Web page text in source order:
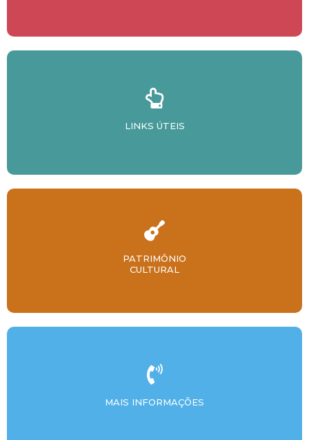
LINKS ÚTEIS
PATRIMÔNIO
CULTURAL
MAIS INFORMAÇÕES